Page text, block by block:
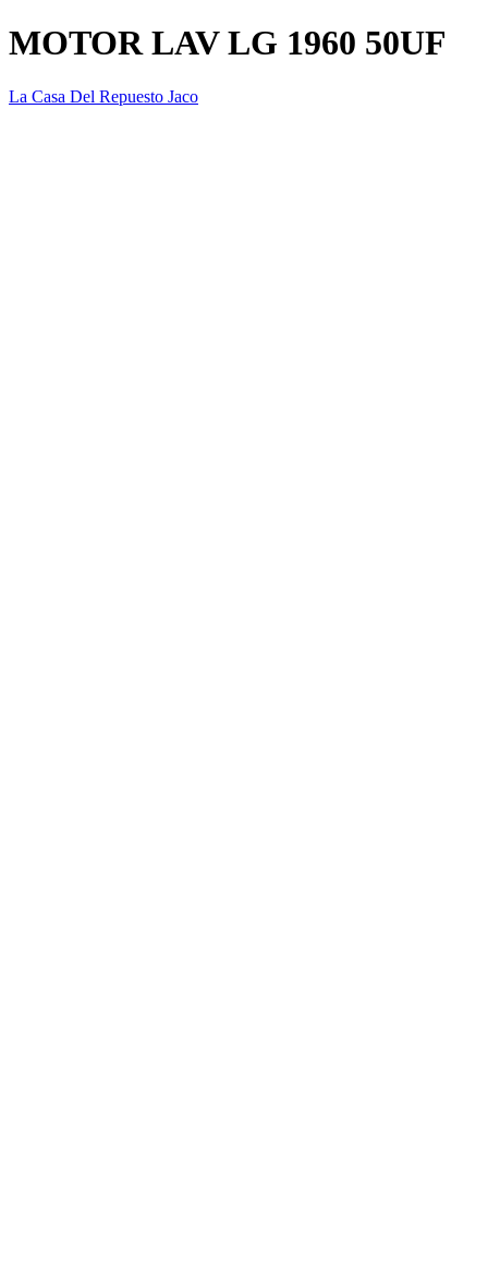
MOTOR LAV LG 1960 50UF
La Casa Del Repuesto Jaco